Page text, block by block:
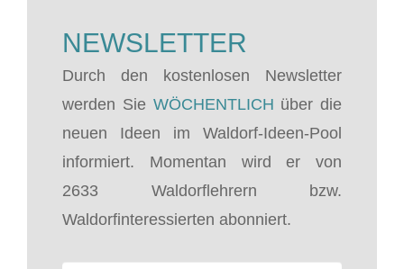
NEWSLETTER
Durch den kostenlosen Newsletter
werden Sie WÖCHENTLICH über die
neuen Ideen im Waldorf-Ideen-Pool
informiert. Momentan wird er von
2633 Waldorflehrern bzw.
Waldorfinteressierten abonniert.